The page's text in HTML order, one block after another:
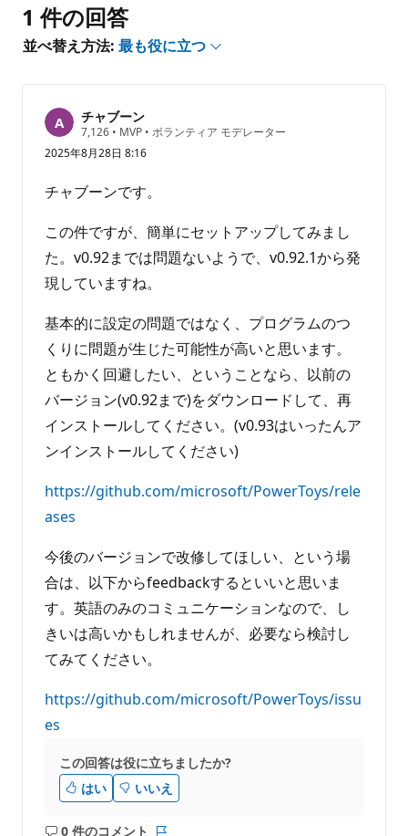
ま
せ
ん
1 件の回答
並べ替え方法: 最も役に立つ
チャブーン
7,126 評
価
の
イ
ン
• MVP • ボランティア モデレーター
2025年8月28日 8:16
チャブーンです。
この件ですが、簡単にセットアップしてみまし
た。v0.92までは問題ないようで、v0.92.1から発
現していますね。
基本的に設定の問題ではなく、プログラムのつ
くりに問題が生じた可能性が高いと思います。
ともかく回避したい、ということなら、以前の
バージョン(v0.92まで)をダウンロードして、再
インストールしてください。(v0.93はいったんア
ンインストールしてください)
https://github.com/microsoft/PowerToys/rele
ases
今後のバージョンで改修してほしい、という場
合は、以下からfeedbackするといいと思いま
す。英語のみのコミュニケーションなので、し
きいは高いかもしれませんが、必要なら検討し
てみてください。
https://github.com/microsoft/PowerToys/issu
es
この回答は役に立ちましたか?
はい
いいえ
0 件のコメント